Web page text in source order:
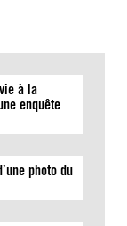
à la
enquête
photo du